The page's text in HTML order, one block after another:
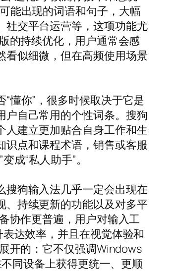
能出现的词语和句子，大幅
社交平台运营等，这项功能尤
的持续优化，用户通常会感
看似细微，但在高频使用场景
懂你”，很多时候取决于它是
户自己常用的个性词条。搜狗
人建立更加贴合自身工作和生
识点和课程术语，销售或客服
成“私人助手”。
搜狗输入法几乎一定会出现在
、持续更新的功能以及对多平
协作更普遍，用户对输入工
达效率，并且在视觉体验和
开的：它不仅强调Windows
同设备上获得更统一、更顺